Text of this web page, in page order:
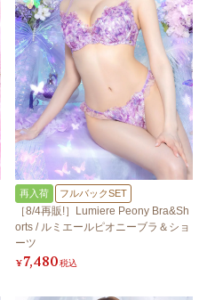
再入荷 フルバックSET
［8/4再販!］Lumiere Peony Bra&Sh
orts / ルミエールピオニーブラ＆ショ
ーツ
¥7,480税込